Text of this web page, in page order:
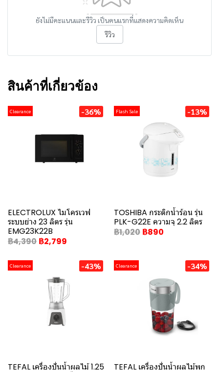
ยังไม่มีคะแนนและรีวิว เป็นคนแรกที่แสดงความคิดเห็น
รีวิว
สินค้าที่เกี่ยวข้อง
Clearance -36%
ELECTROLUX ไมโครเวฟ
ระบบย่าง 23 ลิตร รุ่น
EMG23K22B
฿4,390 ฿2,799
Flash Sale -13%
TOSHIBA กระติกน้ำร้อน รุ่น
PLK-G22E ความจุ 2.2 ลิตร
฿1,020 ฿890
Clearance -43%
TEFAL เครื่องปั่นน้ำผลไม้ 1.25
Clearance -34%
TEFAL เครื่องปั่นน้ำผลไม้พก